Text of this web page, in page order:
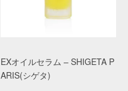
EXオイルセラム – SHIGETA P
ARIS(シゲタ)